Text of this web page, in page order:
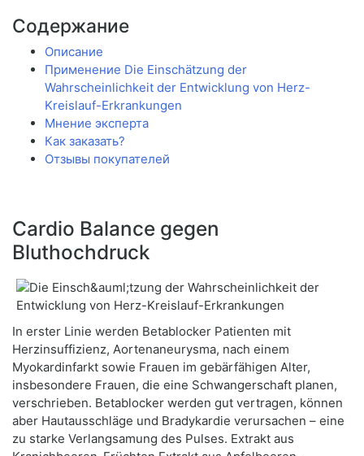
Содержание
Описание
Применение Die Einschätzung der
Wahrscheinlichkeit der Entwicklung von Herz-
Kreislauf-Erkrankungen
Мнение эксперта
Как заказать?
Отзывы покупателей
Cardio Balance gegen
Bluthochdruck
In erster Linie werden Betablocker Patienten mit
Herzinsuffizienz, Aortenaneurysma, nach einem
Myokardinfarkt sowie Frauen im gebärfähigen Alter,
insbesondere Frauen, die eine Schwangerschaft planen,
verschrieben. Betablocker werden gut vertragen, können
aber Hautausschläge und Bradykardie verursachen – eine
zu starke Verlangsamung des Pulses. Extrakt aus